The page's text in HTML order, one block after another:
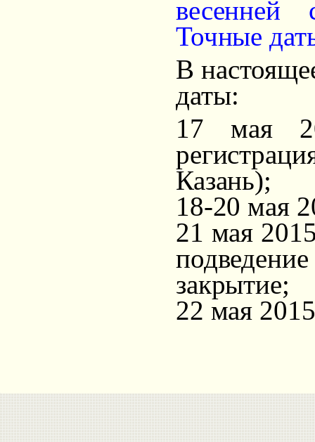
весенней
Точные
В
даты:
17 мая
Казань);
18-20 мая
21 мая
закрытие;
22 мая